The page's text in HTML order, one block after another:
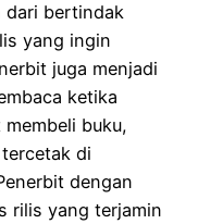
dari bertindak
yang ingin
juga menjadi
ketika
buku,
di
dengan
rilis yang terjamin